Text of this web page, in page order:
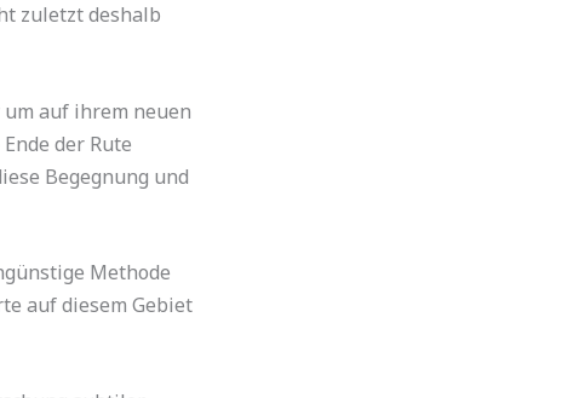
zuletzt deshalb
auf ihrem neuen
der Rute
Begegnung und
Methode
auf diesem Gebiet